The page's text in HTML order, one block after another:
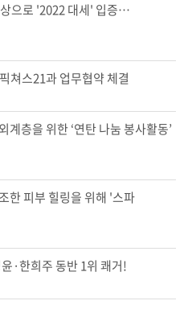
으로 '2022 대세' 입증…
쳐스21과 업무협약 체결
층을 위한 ‘연탄 나눔 봉사활동’
한 피부 힐링을 위해 '스파
·한희주 동반 1위 쾌거!